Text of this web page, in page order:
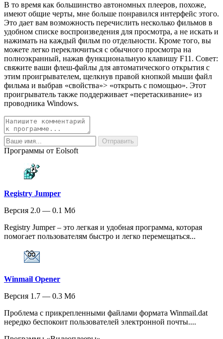
В то время как большинство автономных плееров, похоже,
имеют общие черты, мне больше понравился интерфейс этого.
Это дает вам возможность перечислить несколько фильмов в
удобном списке воспроизведения для просмотра, а не искать и
нажимать на каждый фильм по отдельности. Кроме того, вы
можете легко переключиться с обычного просмотра на
полноэкранный, нажав функциональную клавишу F11. Совет:
свяжите ваши флеш-файлы для автоматического открытия с
этим проигрывателем, щелкнув правой кнопкой мыши файл
фильма и выбрав «свойства»> «открыть с помощью». Этот
проигрыватель также поддерживает «перетаскивание» из
проводника Windows.
Программы от Eolsoft
Registry Jumper
Версия 2.0 — 0.1 Мб
Registry Jumper – это легкая и удобная программа, которая
помогает пользователям быстро и легко перемещаться...
Winmail Opener
Версия 1.7 — 0.3 Мб
Проблема с прикрепленными файлами формата Winmail.dat
нередко беспокоит пользователей электронной почты....